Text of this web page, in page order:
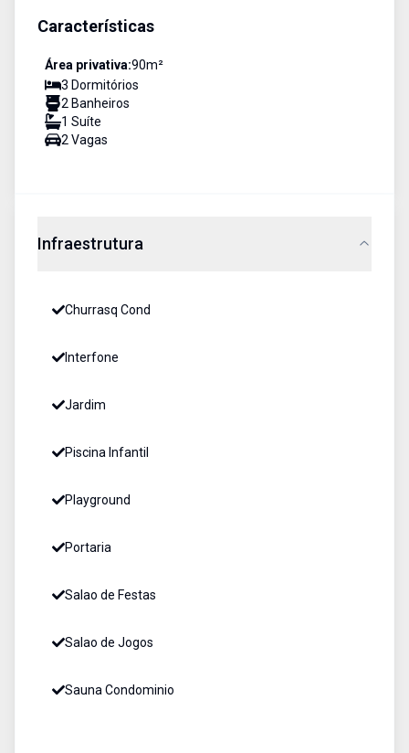
Características
Área privativa:90m²
3 Dormitórios
2 Banheiros
1 Suíte
2 Vagas
Infraestrutura
Churrasq Cond
Interfone
Jardim
Piscina Infantil
Playground
Portaria
Salao de Festas
Salao de Jogos
Sauna Condominio